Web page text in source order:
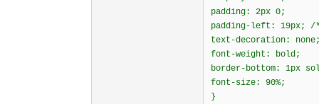
padding: 2px 0;
padding-left: 19px;
text-decoration:
font-weight: bold;
border-bottom: 1px
font-size: 90%;
}